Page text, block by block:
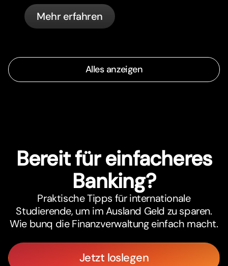
zieht an einem Strang.
Mehr erfahren
Alles anzeigen
Bereit für einfacheres
Banking?
Praktische Tipps für internationale
Studierende, um im Ausland Geld zu sparen.
Wie bunq die Finanzverwaltung einfach macht.
Jetzt loslegen